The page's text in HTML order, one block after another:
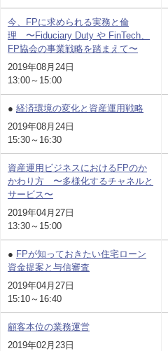
今、FPに求められる実務と倫
理 〜Fiduciary Duty や FinTech、
FP協会の事業戦略を踏まえて〜
2019年08月24日
13:00～15:00
● 経済環境の変化と資産運用戦略
2019年08月24日
15:30～16:30
資産運用ビジネスにおけるFPのか
かわり方 〜多様化するチャネルと
サービス〜
2019年04月27日
13:30～15:00
● FPが知っておきたい住宅ローン
資金提案と与信審査
2019年04月27日
15:10～16:40
顧客本位の業務運営
2019年02月23日